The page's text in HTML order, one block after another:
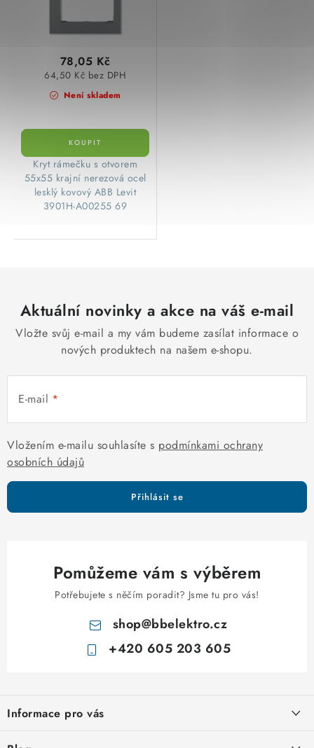
Není skladem
64,50 Kč bez DPH
78,05 Kč
​Kryt rámečku s otvorem
55x55 krajní nerezová ocel
lesklý kovový ABB Levit
3901H-A00255 69
Aktuální novinky a akce na váš e-mail
Vložte svůj e-mail a my vám budeme zasílat informace o
nových produktech na našem e-shopu.
E-mail
Vložením e-mailu souhlasíte s podmínkami ochrany
osobních údajů
Přihlásit se
Pomůžeme vám s výběrem
Potřebujete s něčím poradit? Jsme tu pro vás!
shop@bbelektro.cz
+420 605 203 605
p
a
Informace pro vás
Otevírací doba výdejny